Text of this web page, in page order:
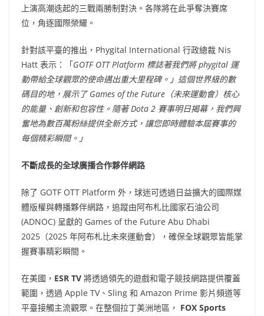
上演高潮迭起的三戰兩勝制對決。各隊將在此爭奪決賽席
位，角逐國際榮耀。
針對該平臺的推出，Phygital International 行政總裁 Nis
Hatt 表示：「GOTF OTT Platform 標誌著我們將 phygital 運
動帶給全球觀眾的使命邁出重大里程碑。」這個世界級的數
碼目的地，展示了 Games of the Future（未來運動會）核心
的能量、創新和包容性。隨著 Dota 2 賽事明日揭幕，我們興
奮地為數百萬粉絲提供全新方式，讓您即時體驗本屆賽事的
每個精彩瞬間。」
不斷成長的全球廣播合作夥伴網路
除了 GOTF OTT Platform 外，球迷可透過日益擴大的國際媒
體版權與轉播夥伴網路，追蹤由阿布札比國家石油公司
(ADNOC) 呈獻的 Games of the Future Abu Dhabi
2025（2025 年阿布札比未來運動會），確保全球觀眾皆能掌
握賽事精彩瞬間。
在美國， ESR TV 將透過領先的遊戲和電子競技網路提供覆蓋
範圍，透過 Apple TV、Sling 和 Amazon Prime 影片頻道等
平臺接觸主流觀眾。在整個拉丁美洲地區， FOX Sports